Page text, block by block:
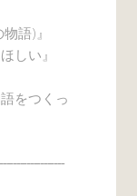
語)』
しい』
をつくっ